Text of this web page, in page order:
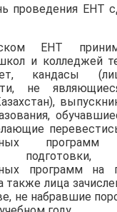
проведения ЕНТ
ЕНТ
и колледжей
кандасы
не
программ на
также лица
не набравшие